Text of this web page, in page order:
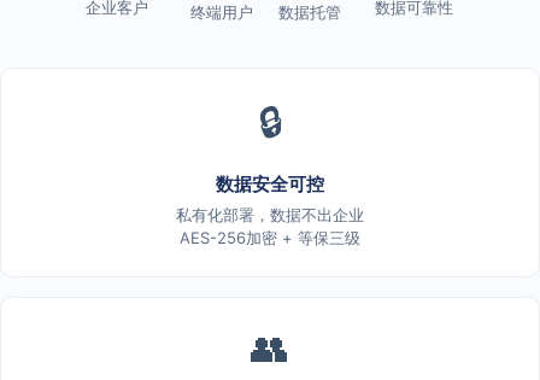
企业客户 终端用户 数据托管 数据可靠性
🔒
数据安全可控
私有化部署，数据不出企业
AES-256加密 + 等保三级
👥